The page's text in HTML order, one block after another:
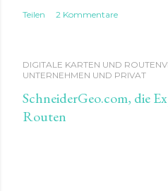
Teilen 2 Kommentare
DIGITALE KARTEN UND
UNTERNEHMEN UND PRIVAT
SchneiderGeo.com, die
Routen